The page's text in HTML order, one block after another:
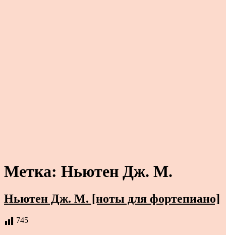
Метка: Ньютен Дж. М.
Ньютен Дж. М. [ноты для фортепиано]
745